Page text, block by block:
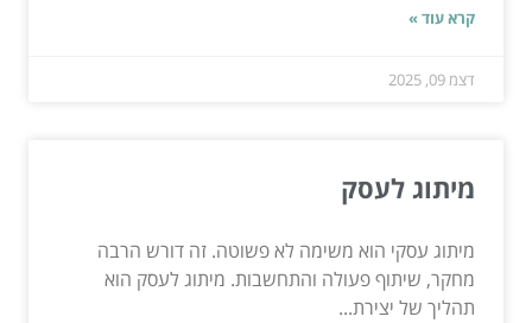
קרא עוד »
דצמ 09, 2025
מיתוג לעסק
מיתוג עסקי הוא משימה לא פשוטה. זה דורש הרבה
מחקר, שיתוף פעולה והתחשבות. מיתוג לעסק הוא
תהליך של יצירת...